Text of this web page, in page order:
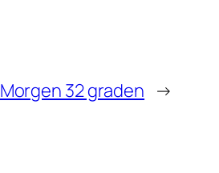
Morgen 32 graden →